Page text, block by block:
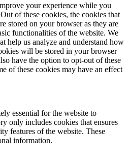
your experience while you
of these cookies, the cookies that
stored on your browser as they are
functionalities of the website. We
help us analyze and understand how
will be stored in your browser
have the option to opt-out of these
of these cookies may have an effect
essential for the website to
only includes cookies that ensures
features of the website. These
information.